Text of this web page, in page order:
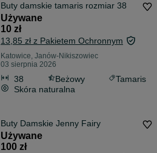
Buty damskie tamaris rozmiar 38
Używane
10 zł
13,85 zł z Pakietem Ochronnym
Katowice, Janów-Nikiszowiec
03 sierpnia 2026
38 Beżowy
Tamaris
Skóra naturalna
Buty Damskie Jenny Fairy
Używane
100 zł